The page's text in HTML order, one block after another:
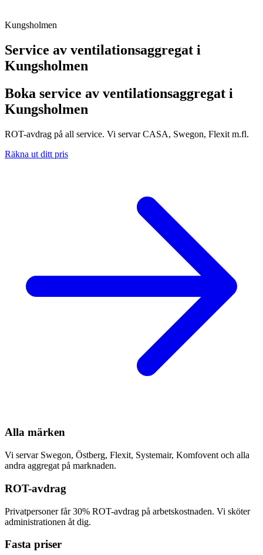
Kungsholmen
Service av ventilationsaggregat i
Kungsholmen
Boka service av ventilationsaggregat i
Kungsholmen
ROT-avdrag på all service. Vi servar CASA, Swegon, Flexit m.fl.
Räkna ut ditt pris
Alla märken
Vi servar Swegon, Östberg, Flexit, Systemair, Komfovent och alla
andra aggregat på marknaden.
ROT-avdrag
Privatpersoner får 30% ROT-avdrag på arbetskostnaden. Vi sköter
administrationen åt dig.
Fasta priser